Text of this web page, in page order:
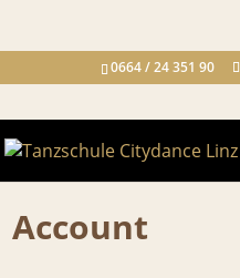
0664 / 24 351 90
Account